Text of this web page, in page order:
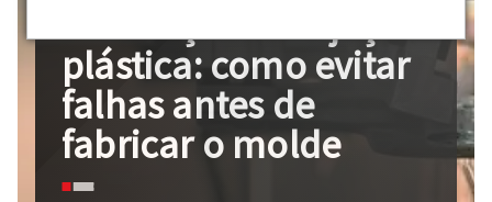
Simulação de injeção
plástica: como evitar
falhas antes de
fabricar o molde